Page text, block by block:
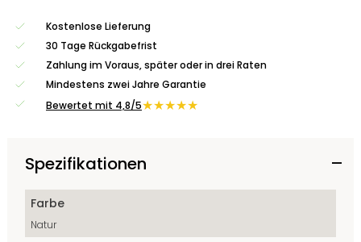
Kostenlose Lieferung
30 Tage Rückgabefrist
Zahlung im Voraus, später oder in drei Raten
Mindestens zwei Jahre Garantie
Bewertet mit 4,8/5★★★★★
Spezifikationen
Farbe
Natur